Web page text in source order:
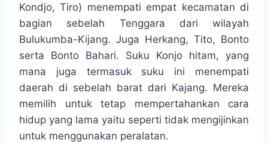
Kondjo, Tiro) menempati empat kecamatan di
bagian sebelah Tenggara dari wilayah
Bulukumba-Kijang. Juga Herkang, Tito, Bonto
serta Bonto Bahari. Suku Konjo hitam, yang
mana juga termasuk suku ini menempati
daerah di sebelah barat dari Kajang. Mereka
memilih untuk tetap mempertahankan cara
hidup yang lama yaitu seperti tidak mengijinkan
untuk menggunakan peralatan.